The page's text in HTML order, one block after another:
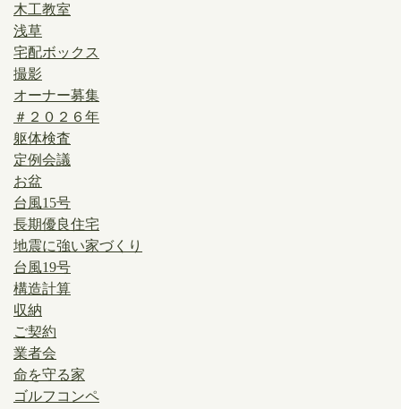
木工教室
浅草
宅配ボックス
撮影
オーナー募集
＃２０２６年
躯体検査
定例会議
お盆
台風15号
長期優良住宅
地震に強い家づくり
台風19号
構造計算
収納
ご契約
業者会
命を守る家
ゴルフコンペ